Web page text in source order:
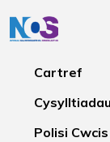
Cartref
Cysylltiadau
Polisi Cwcis